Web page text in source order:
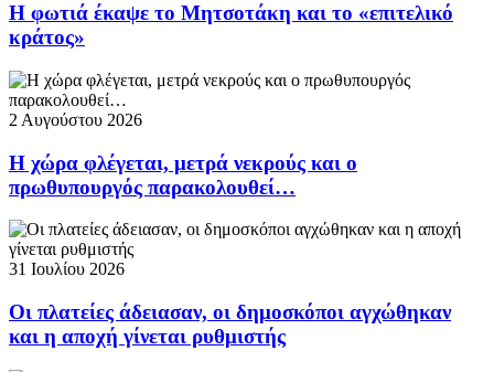
Η φωτιά έκαψε το Μητσοτάκη και το «επιτελικό
κράτος»
2 Αυγούστου 2026
Η χώρα φλέγεται, μετρά νεκρούς και ο
πρωθυπουργός παρακολουθεί…
31 Ιουλίου 2026
Οι πλατείες άδειασαν, οι δημοσκόποι αγχώθηκαν
και η αποχή γίνεται ρυθμιστής